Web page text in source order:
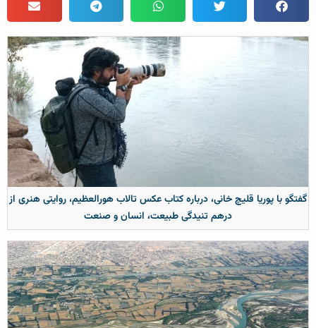
گفتگو با پوریا قلیچ خانی، درباره کتاب عکس تالاب هورالعظیم، روایتی هنری از
درهم تنیدگی طبیعت، انسان و صنعت